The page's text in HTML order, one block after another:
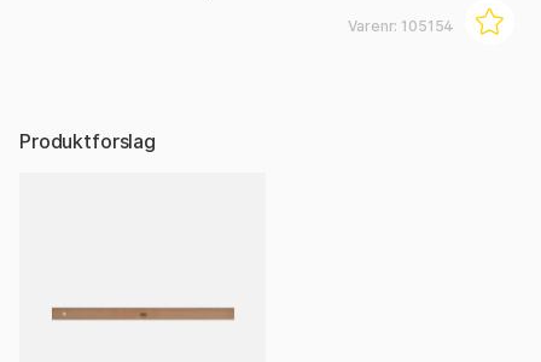
Varenr: 105154
Produktforslag